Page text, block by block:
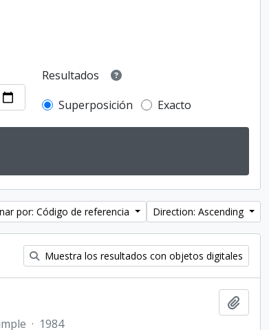
Resultados
Superposición
Exacto
por: Código de referencia Direction: Ascending
Muestra los resultados con objetos digitales
· 1984